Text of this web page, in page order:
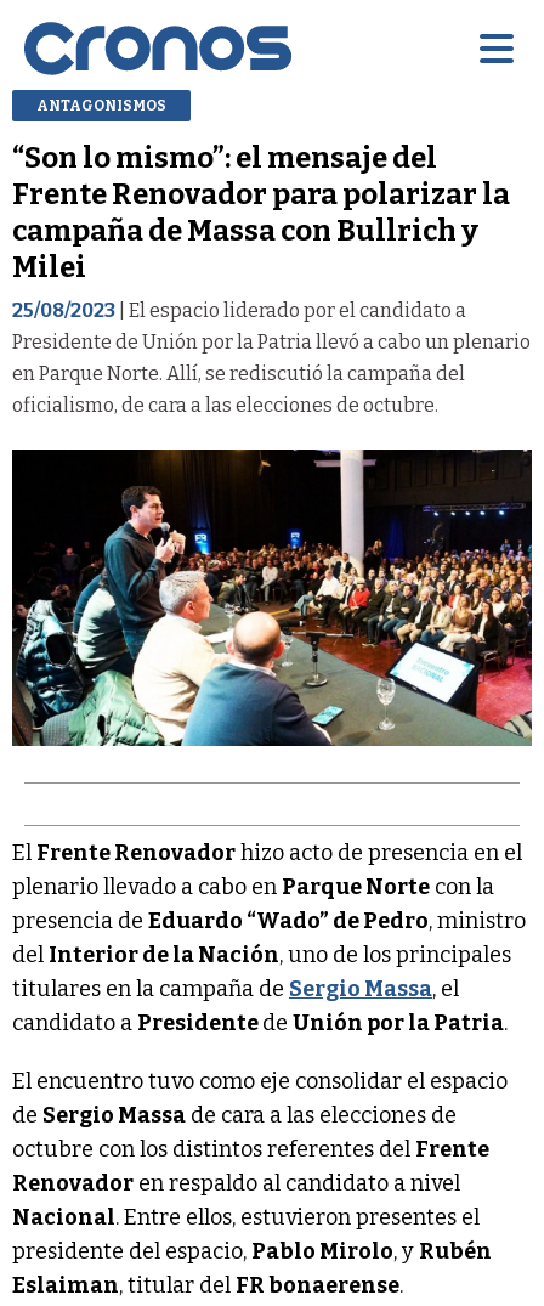
ANTAGONISMOS
“Son lo mismo”: el mensaje del
Frente Renovador para polarizar la
campaña de Massa con Bullrich y
Milei
25/08/2023 | El espacio liderado por el candidato a
Presidente de Unión por la Patria llevó a cabo un plenario
en Parque Norte. Allí, se rediscutió la campaña del
oficialismo, de cara a las elecciones de octubre.
El Frente Renovadorhizo acto de presencia en el
plenario llevado a cabo en Parque Norte con la
presencia de Eduardo “Wado” de Pedro, ministro
del Interior de la Nación, uno de los principales
titulares en la campaña de Sergio Massa, el
candidato a Presidentede Unión por la Patria.
El encuentro tuvo como eje consolidar el espacio
de Sergio Massa de cara a las elecciones de
octubre con los distintos referentes del Frente
Renovador en respaldo al candidato a nivel
Nacional. Entre ellos, estuvieron presentes el
presidente del espacio, Pablo Mirolo, y Rubén
Eslaiman, titular del FR bonaerense.